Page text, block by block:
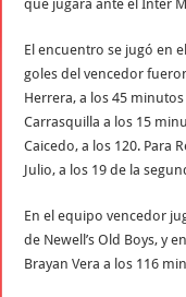
que jugará ante el Inter
El encuentro se jugó en
goles del vencedor
Herrera, a los 45
Carrasquilla a los 15
Caicedo, a los 120. Para
Julio, a los 19 de la
En el equipo vencedor
de Newell’s Old Boys, y
Brayan Vera a los 116